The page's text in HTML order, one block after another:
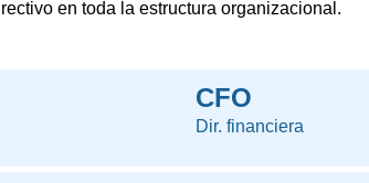
en toda la estructura organizacional.
CFO
Dir. financiera